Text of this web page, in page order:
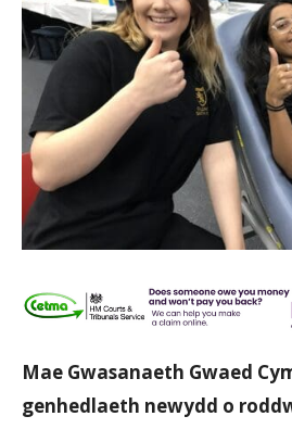
Mae Gwasanaeth Gwaed
genhedlaeth newydd o